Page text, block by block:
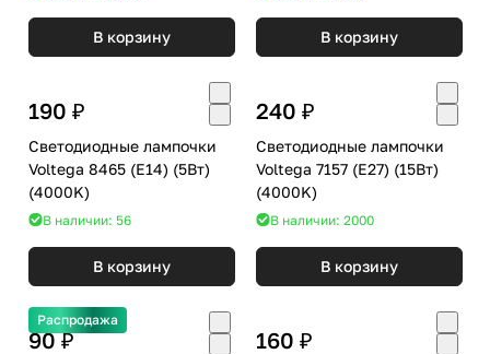
В корзину В корзину
190 ₽
Светодиодные лампочки
Voltega 8465 (E14) (5Вт)
(4000K)
В наличии: 56
В корзину
240 ₽
Светодиодные лампочки
Voltega 7157 (E27) (15Вт)
(4000K)
В наличии: 2000
В корзину
Распродажа
90 ₽ 160 ₽